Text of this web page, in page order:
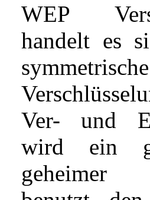
WEP
handelt es
symmetrische
Ver- und
wird ein
geheimer